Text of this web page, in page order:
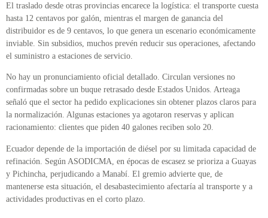
El traslado desde otras provincias encarece la logística: el transporte cuesta
hasta 12 centavos por galón, mientras el margen de ganancia del
distribuidor es de 9 centavos, lo que genera un escenario económicamente
inviable. Sin subsidios, muchos prevén reducir sus operaciones, afectando
el suministro a estaciones de servicio.
No hay un pronunciamiento oficial detallado. Circulan versiones no
confirmadas sobre un buque retrasado desde Estados Unidos. Arteaga
señaló que el sector ha pedido explicaciones sin obtener plazos claros para
la normalización. Algunas estaciones ya agotaron reservas y aplican
racionamiento: clientes que piden 40 galones reciben solo 20.
Ecuador depende de la importación de diésel por su limitada capacidad de
refinación. Según ASODICMA, en épocas de escasez se prioriza a Guayas
y Pichincha, perjudicando a Manabí. El gremio advierte que, de
mantenerse esta situación, el desabastecimiento afectaría al transporte y a
actividades productivas en el corto plazo.